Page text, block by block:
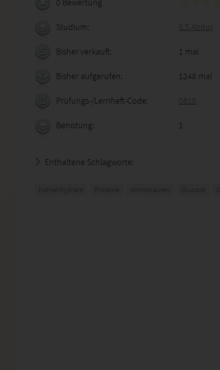
Studium: ILS Abitur
Bisher verkauft: 1 mal
Bisher aufgerufen: 1248 mal
Prüfungs-/Lernheft-Code: 0815
Benotung: 1
Enthaltene Schlagworte:
Kohlenhydrate Proteine Aminosäuren Glucose